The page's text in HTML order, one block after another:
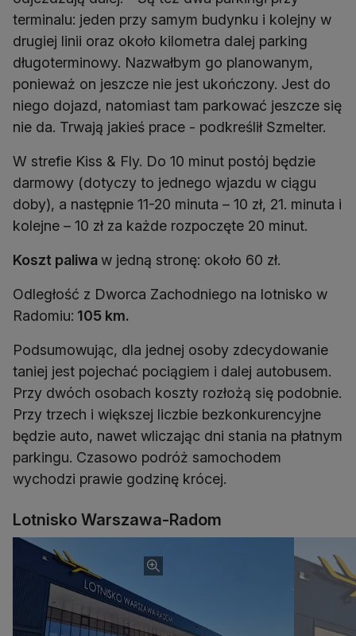
terminalu: jeden przy samym budynku i kolejny w
drugiej linii oraz około kilometra dalej parking
długoterminowy. Nazwałbym go planowanym,
ponieważ on jeszcze nie jest ukończony. Jest do
niego dojazd, natomiast tam parkować jeszcze się
nie da. Trwają jakieś prace - podkreślił Szmelter.
W strefie Kiss & Fly. Do 10 minut postój będzie
darmowy (dotyczy to jednego wjazdu w ciągu
doby), a następnie 11-20 minuta – 10 zł, 21. minuta i
kolejne – 10 zł za każde rozpoczęte 20 minut.
Koszt paliwaw jedną stronę: około 60 zł.
Odległość z Dworca Zachodniego na lotnisko w
Radomiu: 105 km.
Podsumowując, dla jednej osoby zdecydowanie
taniej jest pojechać pociągiem i dalej autobusem.
Przy dwóch osobach koszty rozłożą się podobnie.
Przy trzech i większej liczbie bezkonkurencyjne
będzie auto, nawet wliczając dni stania na płatnym
parkingu. Czasowo podróż samochodem
wychodzi prawie godzinę krócej.
Lotnisko Warszawa-Radom